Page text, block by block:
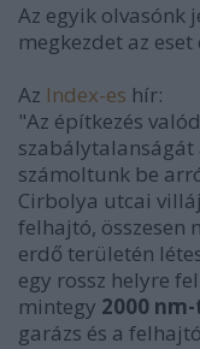
Az egyik olvasónk
megkezdet az
Az Index-es hír:
"Az építkezés
számoltunk be
Cirbolya utcai
felhajtó, összesen
erdő területén
egy rossz helyre
mintegy 2000
garázs és a